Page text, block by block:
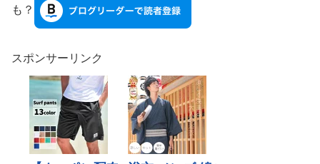
も？
スポンサーリンク